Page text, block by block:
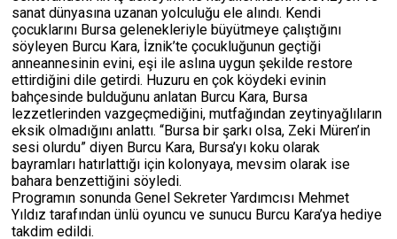
sanat dünyasına uzanan yolculuğu ele alındı. Kendi
çocuklarını Bursa gelenekleriyle büyütmeye çalıştığını
söyleyen Burcu Kara, İznik’te çocukluğunun geçtiği
anneannesinin evini, eşi ile aslına uygun şekilde restore
ettirdiğini dile getirdi. Huzuru en çok köydeki evinin
bahçesinde bulduğunu anlatan Burcu Kara, Bursa
lezzetlerinden vazgeçmediğini, mutfağından zeytinyağlıların
eksik olmadığını anlattı. “Bursa bir şarkı olsa, Zeki Müren’in
sesi olurdu” diyen Burcu Kara, Bursa’yı koku olarak
bayramları hatırlattığı için kolonyaya, mevsim olarak ise
bahara benzettiğini söyledi.
Programın sonunda Genel Sekreter Yardımcısı Mehmet
Yıldız tarafından ünlü oyuncu ve sunucu Burcu Kara’ya hediye
takdim edildi.